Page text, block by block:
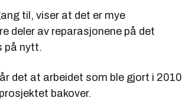
til, viser at det er mye
deler av reparasjonene på det
på nytt.
det at arbeidet som ble gjort i 2010
bakover.